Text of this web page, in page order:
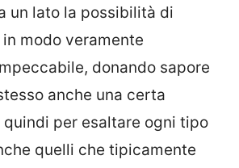
un lato la possibilità di
modo veramente
donando sapore
anche una certa
quindi per esaltare ogni tipo
quelli che tipicamente